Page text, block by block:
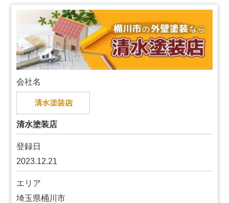
会社名
清水塗装店
登録日
2023.12.21
エリア
埼玉県桶川市